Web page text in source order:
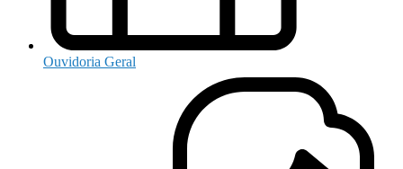
Ouvidoria Geral